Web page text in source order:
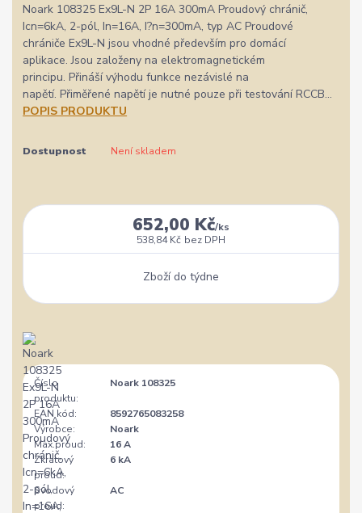
Noark 108325 Ex9L-N 2P 16A 300mA Proudový chránič,
Icn=6kA, 2-pól, In=16A, I?n=300mA, typ AC Proudové
chrániče Ex9L-N jsou vhodné především pro domácí
aplikace. Jsou založeny na elektromagnetickém
principu. Přináší výhodu funkce nezávislé na
napětí. Přiměřené napětí je nutné pouze při testování RCCB...
POPIS PRODUKTU
Dostupnost Není skladem
652,00 Kč/ks
538,84 Kč bez DPH
Zboží do týdne
Číslo
produktu:
Noark 108325
EAN kód:
8592765083258
Výrobce:
Noark
Max.proud:
16 A
Zkratový
proud:
6 kA
Svodový
proud:
AC